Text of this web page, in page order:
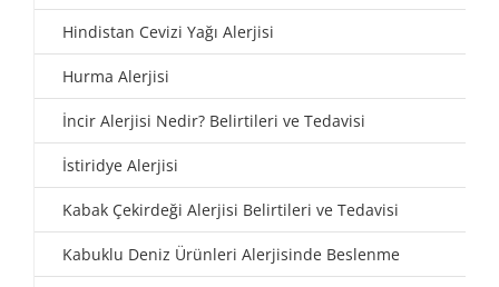
Hindistan Cevizi Yağı Alerjisi
Hurma Alerjisi
İncir Alerjisi Nedir? Belirtileri ve Tedavisi
İstiridye Alerjisi
Kabak Çekirdeği Alerjisi Belirtileri ve Tedavisi
Kabuklu Deniz Ürünleri Alerjisinde Beslenme